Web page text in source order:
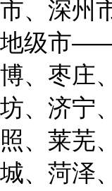
市、深州
地级市
博、枣庄
坊、济宁
照、莱芜
城、菏泽